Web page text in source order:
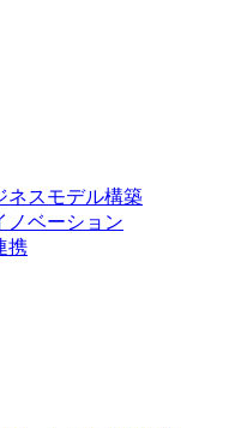
ネスモデル構築
ノベーション
携